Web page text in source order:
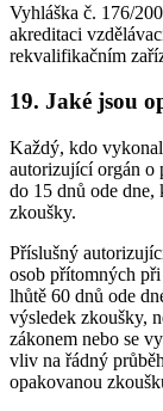
Vyhláška č. 176/
akreditaci
rekvalifikačním
19. Jaké jsou
Každý, kdo
autorizující orgán o
do 15 dnů ode
zkoušky.
Příslušný
osob přítomných
lhůtě 60 dnů ode
výsledek zkoušky,
zákonem nebo se
vliv na řádný
opakovanou